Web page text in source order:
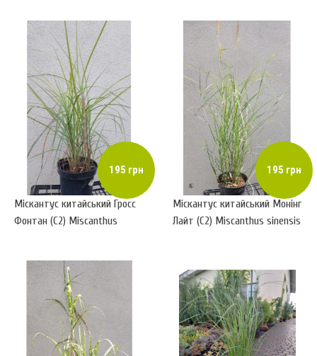
195 грн
Міскантус китайський Гросс
Фонтан (С2) Miscanthus
195 грн
Міскантус китайський Монінг
Лайт (С2) Miscanthus sinensis